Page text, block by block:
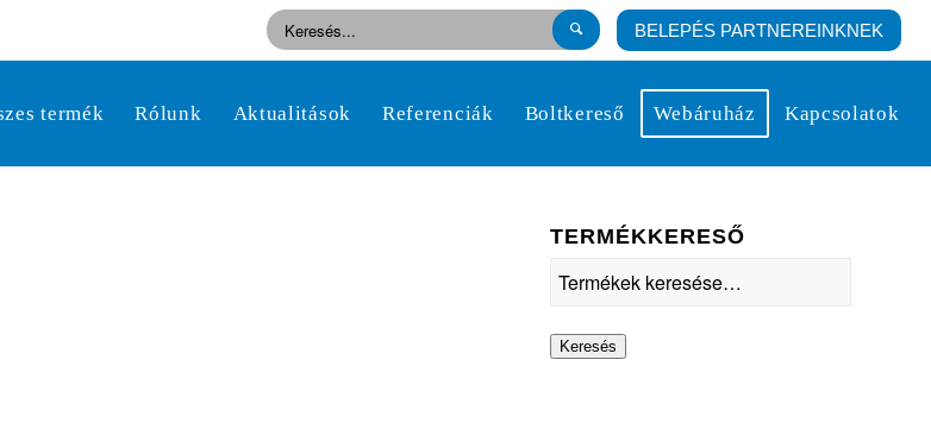
BELEPÉS PARTNEREINKNEK
termék Rólunk Aktualitások Referenciák Boltkereső Webáruház Kapcsolatok
TERMÉKKERESŐ
Keresés